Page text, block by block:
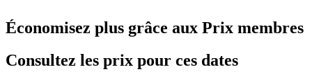
Économisez plus grâce aux Prix membres
Consultez les prix pour ces dates